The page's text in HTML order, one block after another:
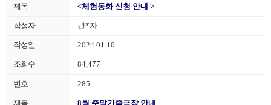
<체험동화 신청 안내 >
관*자
2024.01.10
84,477
285
8월 주말가족극장 안내